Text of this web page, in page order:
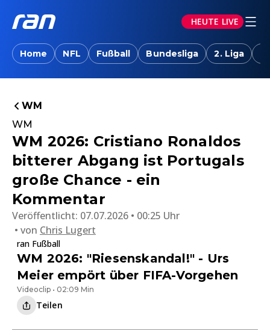
HEUTE LIVE
Home NFL Fußball Bundesliga 2. Liga
WM
WM
WM 2026: Cristiano Ronaldos
bitterer Abgang ist Portugals
große Chance - ein
Kommentar
Veröffentlicht: 07.07.2026 • 00:25 Uhr
von Chris Lugert
ran Fußball
WM 2026: "Riesenskandal!" - Urs
Meier empört über FIFA-Vorgehen
Videoclip • 02:09 Min
Teilen